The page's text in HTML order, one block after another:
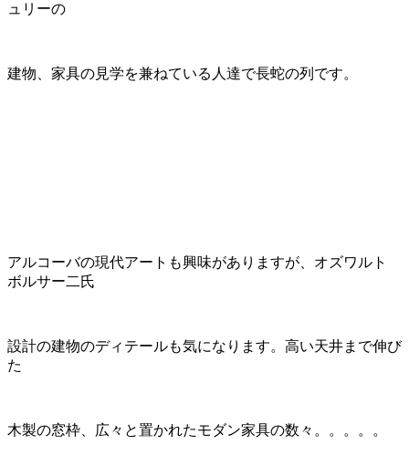
ュリーの
建物、家具の見学を兼ねている人達で長蛇の列です。
アルコーバの現代アートも興味がありますが、オズワルト
ボルサー二氏
設計の建物のディテールも気になります。高い天井まで伸び
た
木製の窓枠、広々と置かれたモダン家具の数々。。。。。